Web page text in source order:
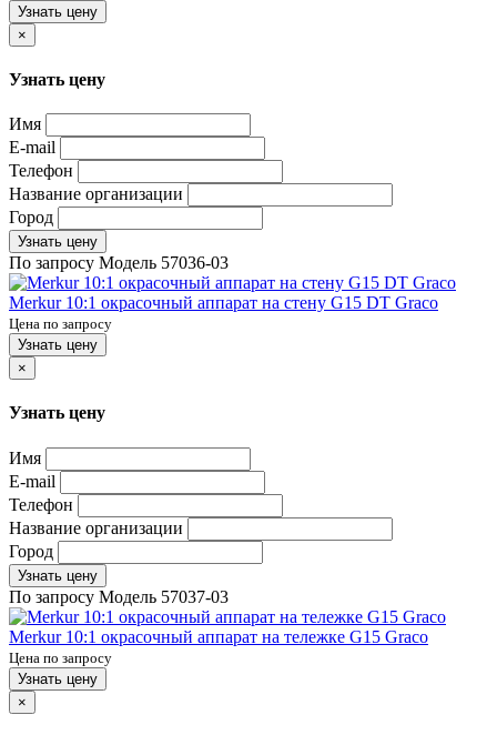
Узнать цену
×
Узнать цену
Имя
E-mail
Телефон
Название организации
Город
Узнать цену
По запросу Модель 57036-03
Merkur 10:1 окрасочный аппарат на стену G15 DT Graco
Цена по запросу
Узнать цену
×
Узнать цену
Имя
E-mail
Телефон
Название организации
Город
Узнать цену
По запросу Модель 57037-03
Merkur 10:1 окрасочный аппарат на тележке G15 Graco
Цена по запросу
Узнать цену
×